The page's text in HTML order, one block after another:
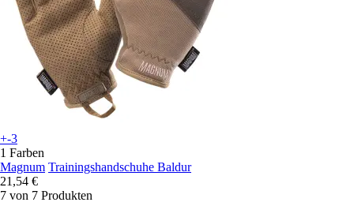
+-3
1 Farben
Magnum Trainingshandschuhe Baldur
21,54 €
7 von 7 Produkten